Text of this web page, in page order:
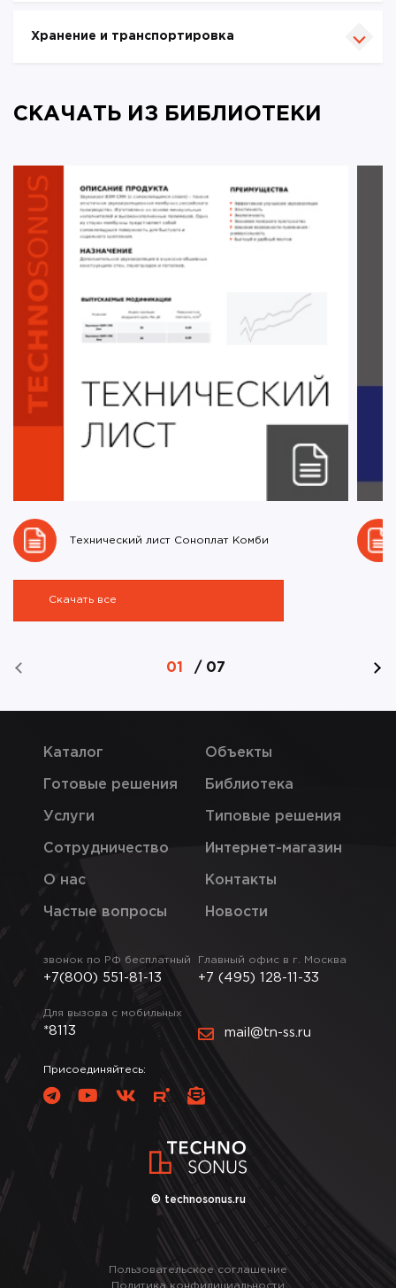
Хранение и транспортировка
СКАЧАТЬ ИЗ БИБЛИОТЕКИ
Технический лист Соноплат Комби
Скачать все
01 / 07
© technosonus.ru
Пользовательское соглашение
Политика конфидициальности
Каталог
Готовые решения
Услуги
Сотрудничество
О нас
Частые вопросы
Объекты
Библиотека
Типовые решения
Интернет-магазин
Контакты
Новости
звонок по РФ бесплатный
+7(800) 551-81-13
Главный офис в г. Москва
+7 (495) 128-11-33
Для вызова с мобильных
*8113 mail@tn-ss.ru
Присоединяйтесь: